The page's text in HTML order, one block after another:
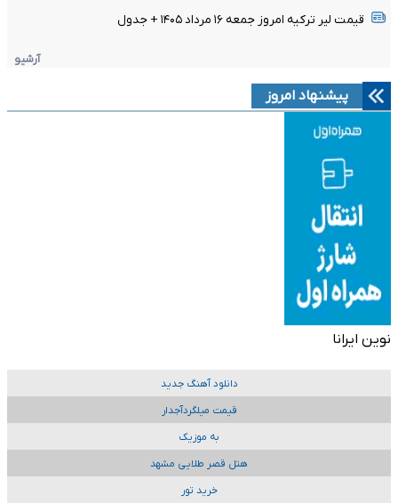
قیمت لیر ترکیه امروز جمعه ۱۶ مرداد ۱۴۰۵ + جدول
آرشیو
پیشنهاد امروز
نوین ایرانا
دانلود آهنگ جدید
قیمت میلگردآجدار
به موزیک
هتل قصر طلایی مشهد
خرید تور